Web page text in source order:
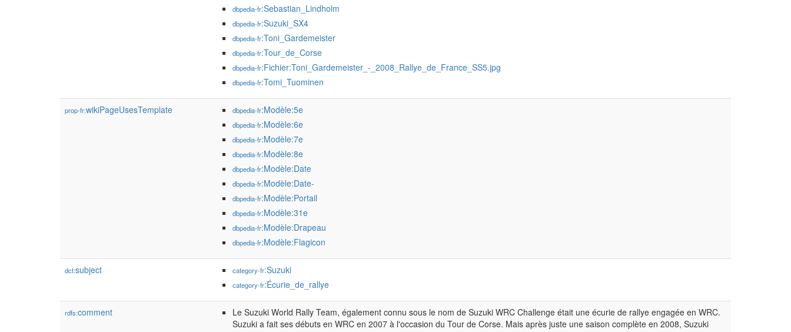
dbpedia-fr:Sebastian_Lindholm
dbpedia-fr:Suzuki_SX4
dbpedia-fr:Toni_Gardemeister
dbpedia-fr:Tour_de_Corse
dbpedia-fr:Fichier:Toni_Gardemeister_-_2008_Rallye_de_France_SS5.jpg
dbpedia-fr:Tomi_Tuominen
prop-fr:wikiPageUsesTemplate dbpedia-fr:Modèle:5e
dbpedia-fr:Modèle:6e
dbpedia-fr:Modèle:7e
dbpedia-fr:Modèle:8e
dbpedia-fr:Modèle:Date
dbpedia-fr:Modèle:Date-
dbpedia-fr:Modèle:Portail
dbpedia-fr:Modèle:31e
dbpedia-fr:Modèle:Drapeau
dbpedia-fr:Modèle:Flagicon
dct:subject category-fr:Suzuki
category-fr:Écurie_de_rallye
rdfs:comment
Le Suzuki World Rally Team, également connu sous le nom de Suzuki WRC Challenge était une écurie de rallye engagée en WRC.
Suzuki a fait ses débuts en WRC en 2007 à l'occasion du Tour de Corse. Mais après juste une saison complète en 2008, Suzuki